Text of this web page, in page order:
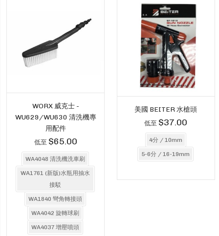
WORX 威克士 -
WU629/WU630 清洗機專
用配件
低至 $65.00
WA4048 清洗機洗車刷
WA1761 (新版)水瓶用抽水
接駁
WA1840 彎角轉接頭
WA4042 旋轉球刷
WA4037 增壓噴頭
美國 BEITER 水槍頭
低至 $37.00
4分 / 10mm
5-6分 / 16-19mm